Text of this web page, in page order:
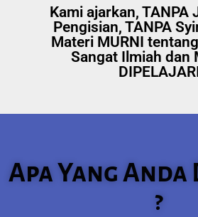
Kami ajarkan, TANPA
Pengisian, TANPA
Materi MURNI
Sangat Ilmiah dan
Apa Yang
?